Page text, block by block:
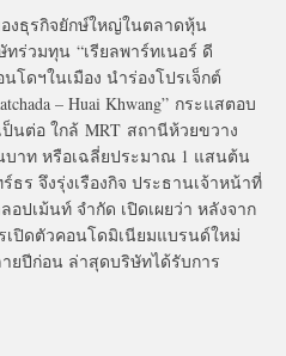
องธุรกิจยักษ์ใหญ่ในตลาดหุ้น
ษัทร่วมทุน “เรียลพาร์ทเนอร์ ดี
โดฯในเมือง นำร่องโปรเจ็กต์
– Huai Khwang” กระแสตอบ
นต่อ ใกล้ MRT สถานีห้วยขวาง
บาท หรือเฉลี่ยประมาณ 1 แสนต้น
ร จึงรุ่งเรืองกิจ ประธานเจ้าหน้าที่
อปเม้นท์ จำกัด เปิดเผยว่า หลังจาก
ปิดตัวคอนโดมิเนียมแบรนด์ใหม่
ายปีก่อน ล่าสุดบริษัทได้รับการ